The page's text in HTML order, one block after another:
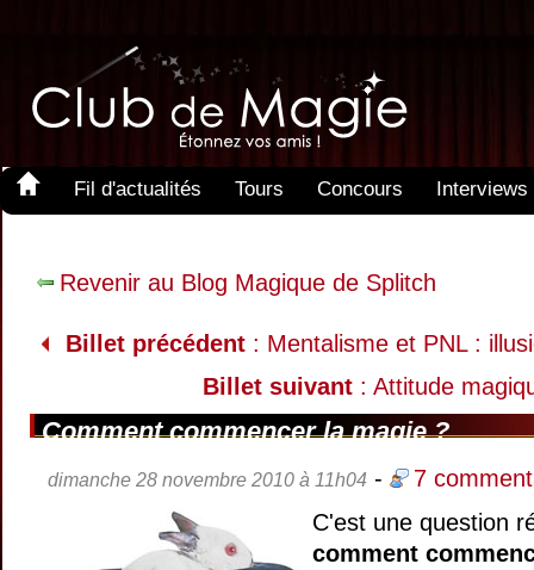
Fil d'actualités Tours Concours Interviews
Revenir au Blog Magique de Splitch
Billet précédent : Mentalisme et PNL :
Billet suivant : Attitude
Comment commencer la magie ?
dimanche 28 novembre 2010 à 11h04 -
7
C'est une question
comment